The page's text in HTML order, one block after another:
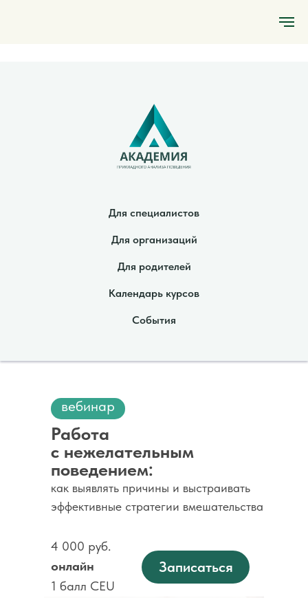
Для специалистов
Для организаций
Для родителей
Календарь курсов
События
Работа
с нежелательным
поведением:
вебинар
4 000 руб.
онлайн
1 балл CEU
как выявлять причины и выстраивать
эффективные стратегии вмешательства
Записаться